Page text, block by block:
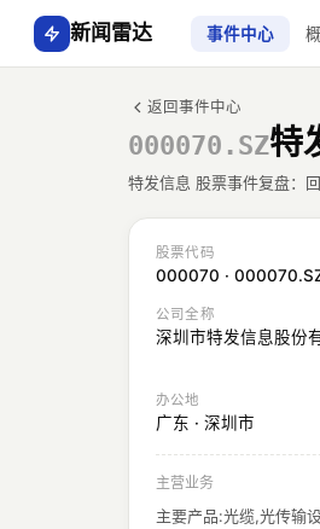
新闻雷达 事件中心
返回事件中心
000070.SZ特
特发信息 股票事件复盘：
股票代码
000070 ·
公司全称
深圳市特发信息股份
办公地
广东 · 深圳市
主营业务
主要产品:光缆,光传输